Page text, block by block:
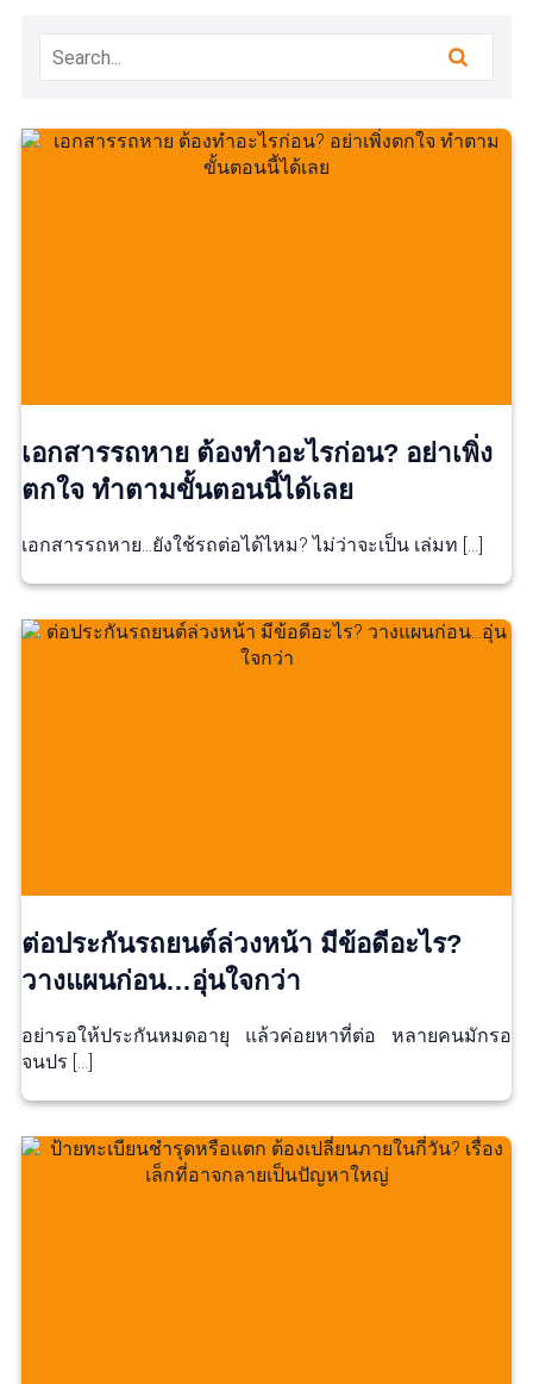
เอกสารรถหาย ต้องทำอะไรก่อน? อย่าเพิ่ง
ตกใจ ทำตามขั้นตอนนี้ได้เลย
เอกสารรถหาย…ยังใช้รถต่อได้ไหม? ไม่ว่าจะเป็น เล่มท […]
ต่อประกันรถยนต์ล่วงหน้า มีข้อดีอะไร?
วางแผนก่อน…อุ่นใจกว่า
อย่ารอให้ประกันหมดอายุ แล้วค่อยหาที่ต่อ หลายคนมักรอ
จนปร […]